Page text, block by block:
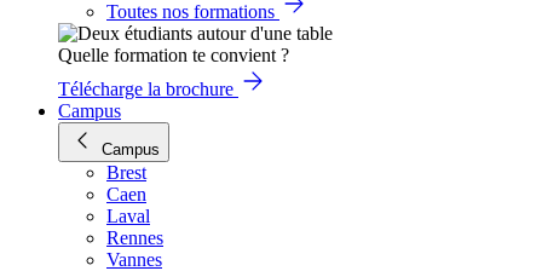
Toutes nos formations
Quelle formation te convient ?
Télécharge la brochure
Campus
Campus
Brest
Caen
Laval
Rennes
Vannes